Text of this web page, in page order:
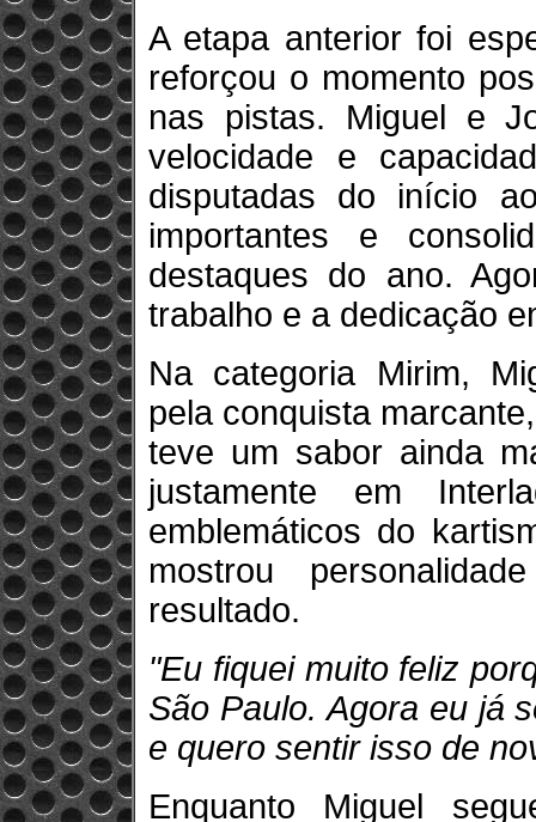
A etapa anterior foi
reforçou o momento
nas pistas. Miguel e
velocidade e
disputadas do início
importantes e
destaques do ano.
trabalho e a dedicação
Na categoria Mirim,
pela conquista
teve um sabor ainda
justamente em
emblemáticos do
mostrou
resultado.
"Eu fiquei muito feliz
São Paulo. Agora eu já
e quero sentir isso de
Enquanto Miguel